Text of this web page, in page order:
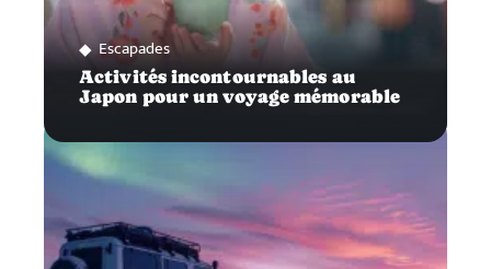
Escapades
Activités incontournables au
Japon pour un voyage mémorable